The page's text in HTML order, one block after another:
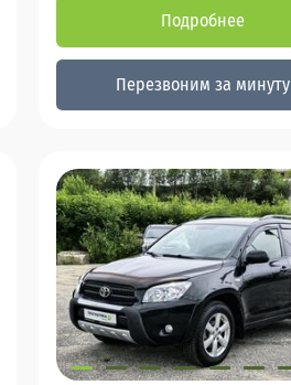
Подробнее
Перезвоним за минуту